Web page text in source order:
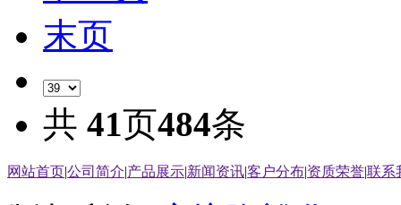
末页
共 41页484条
网站首页|公司简介|产品展示|新闻资讯|客户分布|资质荣誉|联系